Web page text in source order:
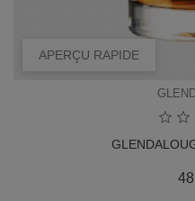
APERÇU RAPIDE